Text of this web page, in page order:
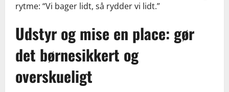
rytme: “Vi bager lidt, så rydder vi lidt.”
Udstyr og mise en place: gør
det børnesikkert og
overskueligt